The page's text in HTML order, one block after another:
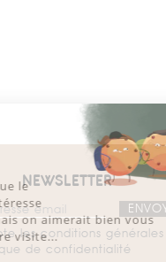
NEWSLETTER
les conditions
de confidentialité
!
sûrs que le
intéresse
mais on aimerait bien
votre visite...
?